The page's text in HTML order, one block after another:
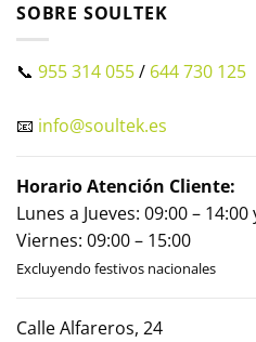
SOBRE SOULTEK
📞 955 314 055/ 644 730 125
📧 info@soultek.es
Horario Atención Cliente:
Lunes a Jueves: 09:00 – 14:00
Viernes: 09:00 – 15:00
Excluyendo festivos nacionales
Calle Alfareros, 24